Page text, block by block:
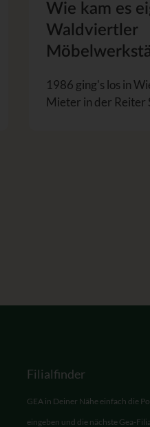
Wie kam es
Waldviertler
1986 ging's los in
Mieter in der Reiter
Filialfinder
GEA in Deiner Nähe einfach die
eingeben und die nächste Gea-